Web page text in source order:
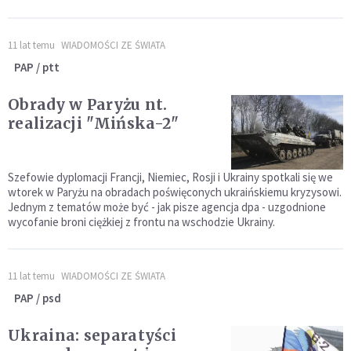
11 lat temu WIADOMOŚCI ZE ŚWIATA
PAP / ptt
Obrady w Paryżu nt.
realizacji "Mińska-2"
Szefowie dyplomacji Francji, Niemiec, Rosji i Ukrainy spotkali się we
wtorek w Paryżu na obradach poświęconych ukraińskiemu kryzysowi.
Jednym z tematów może być - jak pisze agencja dpa - uzgodnione
wycofanie broni ciężkiej z frontu na wschodzie Ukrainy.
11 lat temu WIADOMOŚCI ZE ŚWIATA
PAP / psd
Ukraina: separatyści